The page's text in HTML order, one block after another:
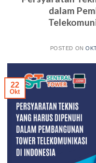
dalam
POSTED ON
22
Okt